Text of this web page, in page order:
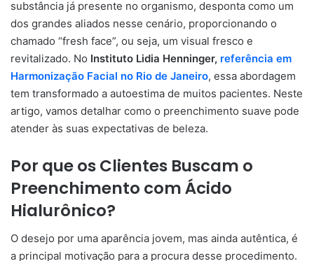
substância já presente no organismo, desponta como um
dos grandes aliados nesse cenário, proporcionando o
chamado “fresh face”, ou seja, um visual fresco e
revitalizado. No Instituto Lidia Henninger, referência em
Harmonização Facial no Rio de Janeiro, essa abordagem
tem transformado a autoestima de muitos pacientes. Neste
artigo, vamos detalhar como o preenchimento suave pode
atender às suas expectativas de beleza.
Por que os Clientes Buscam o
Preenchimento com Ácido
Hialurônico?
O desejo por uma aparência jovem, mas ainda autêntica, é
a principal motivação para a procura desse procedimento.